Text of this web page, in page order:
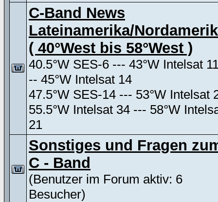
C-Band News
Lateinamerika/
( 40°West bis 58°West )
40.5°W SES-6 --- 43°W Intelsat
-- 45°W Intelsat 14
47.5°W SES-14 --- 53°W Intelsat
55.5°W Intelsat 34 --- 58°W
21
Sonstiges und Fragen
C - Band
(Benutzer im Forum aktiv: 6
Besucher)